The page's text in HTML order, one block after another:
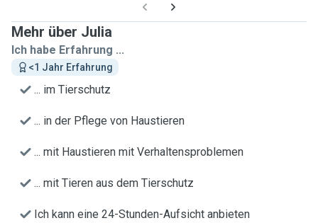
Mehr über Julia
Ich habe Erfahrung ...
<1 Jahr Erfahrung
... im Tierschutz
... in der Pflege von Haustieren
... mit Haustieren mit Verhaltensproblemen
... mit Tieren aus dem Tierschutz
Ich kann eine 24-Stunden-Aufsicht anbieten